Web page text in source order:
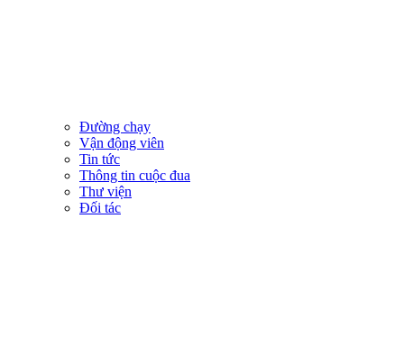
Đường chạy
Vận động viên
Tin tức
Thông tin cuộc đua
Thư viện
Đối tác